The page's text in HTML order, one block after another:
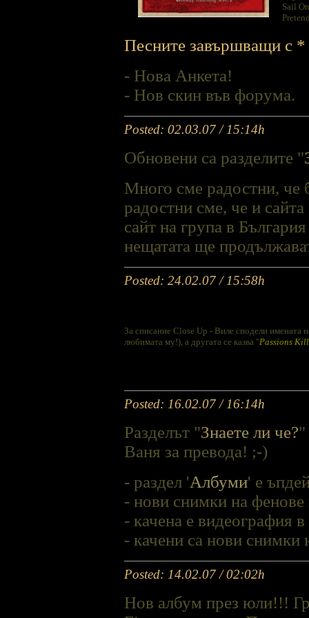
Sail
Песните завършващи с *
- Нова Анкета!
- Нов скин във форума.
Posted: 02.03.07 / 15:14h
Обновени са разделите "
Много сме радостни,
радостни сме, че и
сайт на група в
нещатата ще
Posted: 24.02.07 / 15:58h
За списание Close Up - Виле сподели имената
любимата му!), а другата се казва "Passions
Posted: 16.02.07 / 16:14h
Разделът "Знаете ли че?"
Ваня за превода! ;-)
- раздел 'Албуми' е
- нови снимки на
- качена е видеография
- качени са нови снимки
Posted: 14.02.07 / 02:02h
Нов албум през юли!!!